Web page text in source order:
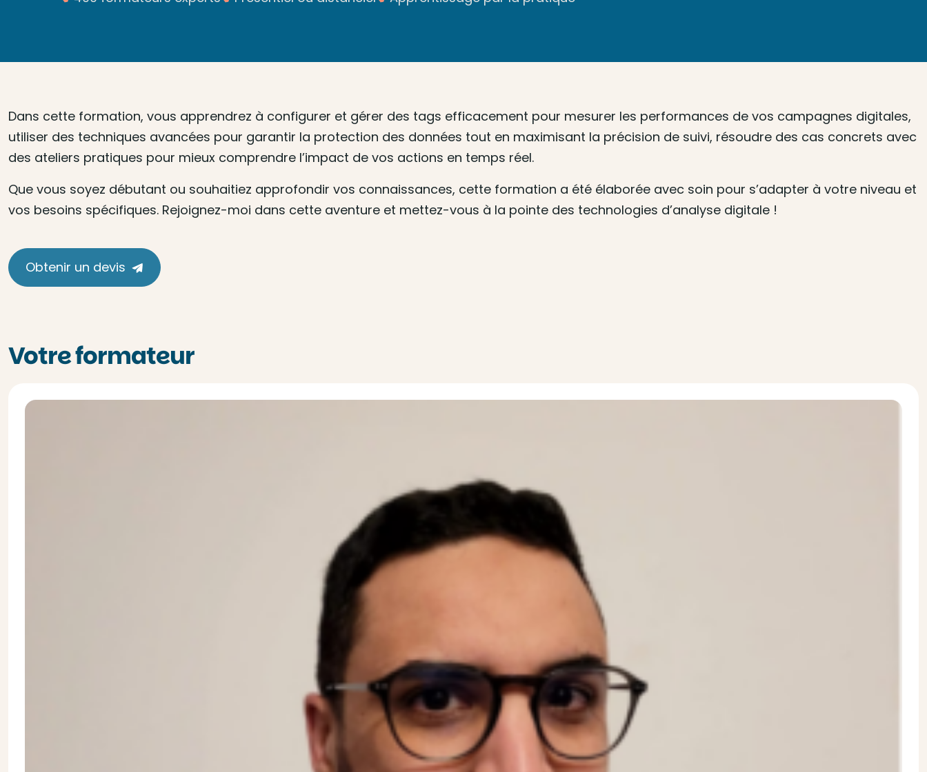
Dans cette formation, vous apprendrez à configurer et gérer des tags efficacement pour mesurer les performances de vos campagnes digitales,
utiliser des techniques avancées pour garantir la protection des données tout en maximisant la précision de suivi, résoudre des cas concrets avec
des ateliers pratiques pour mieux comprendre l’impact de vos actions en temps réel.
Que vous soyez débutant ou souhaitiez approfondir vos connaissances, cette formation a été élaborée avec soin pour s’adapter à votre niveau et
vos besoins spécifiques. Rejoignez-moi dans cette aventure et mettez-vous à la pointe des technologies d’analyse digitale !
Obtenir un devis
Votre formateur